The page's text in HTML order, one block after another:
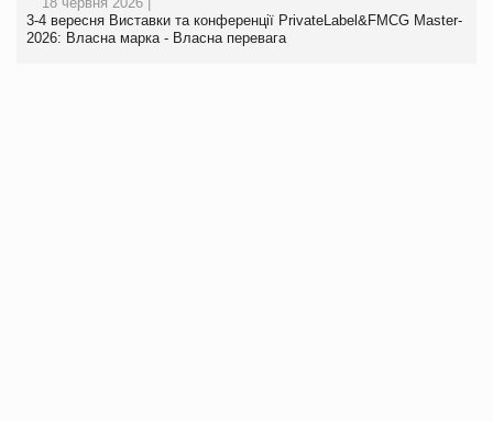
3-4 вересня Виставки та конференції PrivateLabel&FMCG Master-
2026: Власна марка - Власна перевага